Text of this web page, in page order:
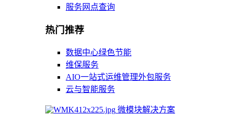
服务网点查询
热门推荐
数据中心绿色节能
维保服务
AIO一站式运维管理外包服务
云与智能服务
微模块解决方案